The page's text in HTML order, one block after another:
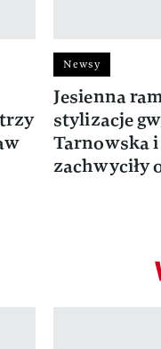
Newsy
Jesienna
stylizacje
Tarnowska
zachwyciły